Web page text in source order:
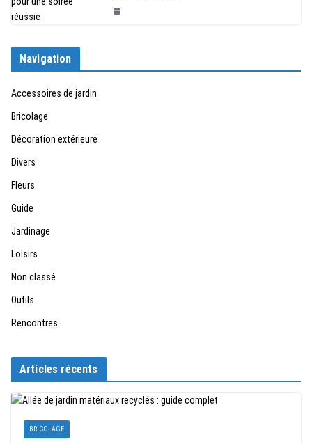
Navigation
Accessoires de jardin
Bricolage
Décoration extérieure
Divers
Fleurs
Guide
Jardinage
Loisirs
Non classé
Outils
Rencontres
Articles récents
BRICOLAGE